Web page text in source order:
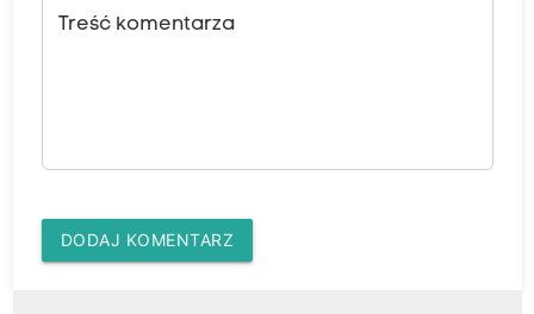
Treść komentarza
DODAJ KOMENTARZ